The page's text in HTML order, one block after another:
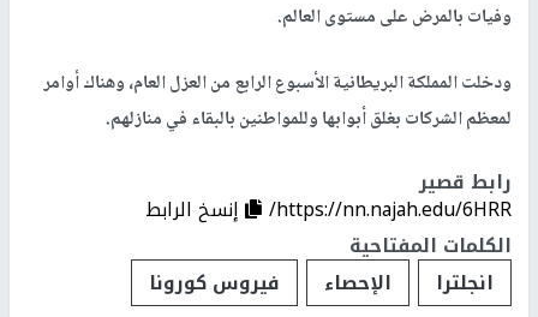
وفيات بالمرض على مستوى العالم.
ودخلت المملكة البريطانية الأسبوع الرابع من العزل العام، وهناك أوامر
لمعظم الشركات بغلق أبوابها وللمواطنين بالبقاء في منازلهم.
رابط قصير
https://nn.najah.edu/6HRR/
إنسخ الرابط
الكلمات المفتاحية
انجلترا
الإحصاء فيروس كورونا